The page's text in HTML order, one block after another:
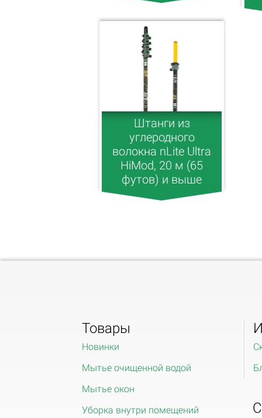
Штанги из
углеродного
волокна nLite Ultra
HiMod, 20 м (65
футов) и выше
Товары
Новинки
Мытье очищенной водой
Мытье окон
Уборка внутри помещений